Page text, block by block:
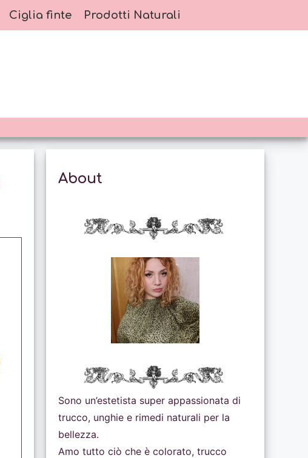
Ciglia finte Prodotti Naturali
About
Sono un’estetista super appassionata di
trucco, unghie e rimedi naturali per la
bellezza.
Amo tutto ciò che è colorato, trucco